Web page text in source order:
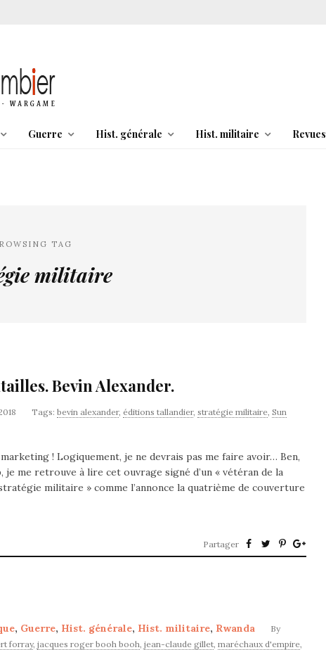
Guerre Hist. générale Hist. militaire Revues
TAG
militaire
Bevin Alexander.
Tags: bevin alexander, éditions tallandier, stratégie militaire, Sun
! Logiquement, je ne devrais pas me faire avoir… Ben,
me retrouve à lire cet ouvrage signé d’un « vétéran de la
militaire » comme l’annonce la quatrième de couverture
Partager
, Guerre, Hist. générale, Hist. militaire, Rwanda
By
forray, jacques roger booh booh, jean-claude gillet, maréchaux d'empire,